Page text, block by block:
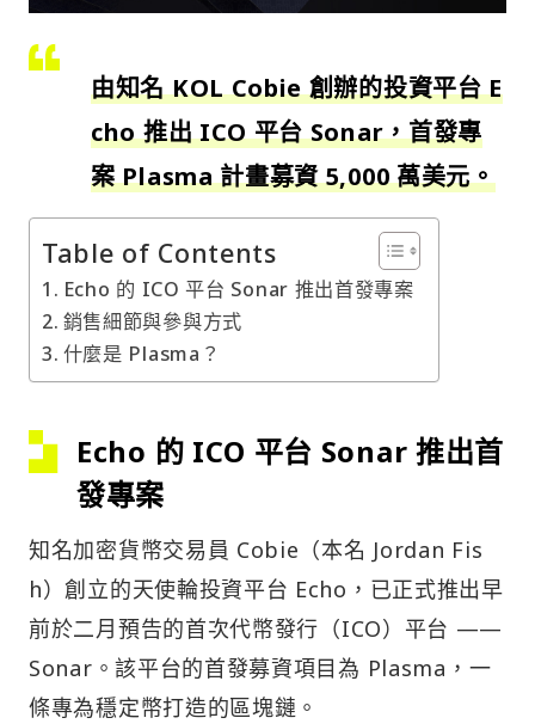
由知名 KOL Cobie 創辦的投資平台 E
cho 推出 ICO 平台 Sonar，首發專
案 Plasma 計畫募資 5,000 萬美元。
Table of Contents
Echo 的 ICO 平台 Sonar 推出首發專案
銷售細節與參與方式
什麼是 Plasma？
Echo 的 ICO 平台 Sonar 推出首
發專案
知名加密貨幣交易員 Cobie（本名 Jordan Fis
h）創立的天使輪投資平台 Echo，已正式推出早
前於二月預告的首次代幣發行（ICO）平台 ——
Sonar。該平台的首發募資項目為 Plasma，一
條專為穩定幣打造的區塊鏈。